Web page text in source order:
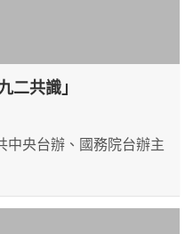
二共識」
中央台辦、國務院台辦主